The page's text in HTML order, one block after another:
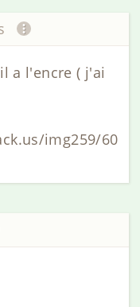
a l'encre ( j'ai
img259/60